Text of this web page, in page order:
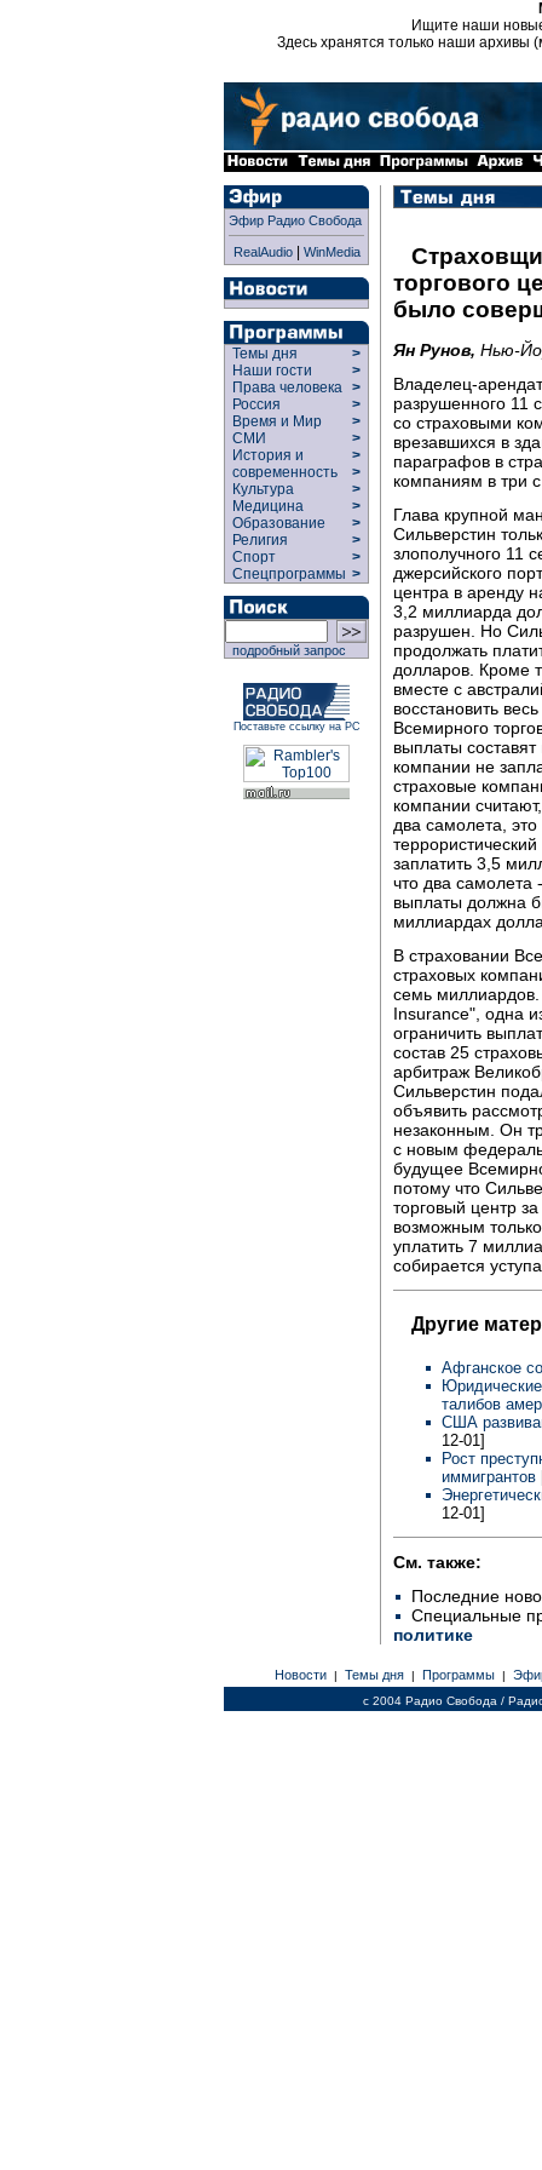
Ищите наши
Здесь хранятся только наши архивы
Эфир Радио Свобода
RealAudio| WinMedia
Темы дня
>
Наши гости
>
Права человека >
Россия
>
Время и Мир
>
СМИ
>
История и
современность
>
>
Культура
>
Медицина
>
Образование
>
Религия
>
Спорт
>
Спецпрограммы >
подробный запрос
Поставьте ссылку на РС
торгового
было
Ян Рунов, Нью-
Владелец-
разрушенного 11
со страховыми
врезавшихся в
параграфов в
компаниям в три
Глава крупной
Сильверстин
злополучного 11
джерсийского
центра в аренду
3,2 миллиарда
разрушен. Но
продолжать
долларов. Кроме
вместе с
восстановить
Всемирного
выплаты
компании не
страховые
компании
два самолета,
заплатить 3,5
что два самолета
выплаты должна
миллиардах
В страховании
страховых
семь
Insurance", одна
ограничить
состав 25
арбитраж
Сильверстин
объявить
незаконным. Он
с новым
будущее
потому что
торговый центр
возможным
уплатить 7
собирается
Другие
Афганское
талибов
США
12-01]
Рост
иммигрантов
12-01]
См. также:
Последние
Специальные
политике
Новости | Темы дня | Программы |
c 2004 Радио Свобода /